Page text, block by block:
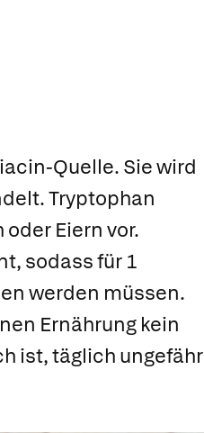
Quelle. Sie wird
Tryptophan
Eiern vor.
sodass für 1
werden müssen.
Ernährung kein
ist, täglich ungefähr